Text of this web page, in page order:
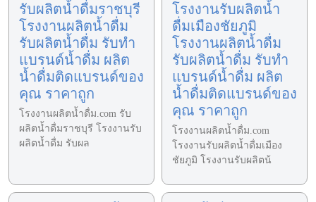
รับผลิตน้ำดื่มราชบุรี
โรงงานผลิตน้ำดื่ม
รับผลิตน้ำดื่ม รับทำ
แบรนด์น้ำดื่ม ผลิต
น้ำดื่มติดแบรนด์ของ
คุณ ราคาถูก
โรงงานผลิตน้ำดื่ม.com รับ
ผลิตน้ำดื่มราชบุรี โรงงานรับ
ผลิตน้ำดื่ม รับผล
โรงงานรับผลิตน้ำ
ดื่มเมืองชัยภูมิ
โรงงานผลิตน้ำดื่ม
รับผลิตน้ำดื่ม รับทำ
แบรนด์น้ำดื่ม ผลิต
น้ำดื่มติดแบรนด์ของ
คุณ ราคาถูก
โรงงานผลิตน้ำดื่ม.com
โรงงานรับผลิตน้ำดื่มเมือง
ชัยภูมิ โรงงานรับผลิตน้